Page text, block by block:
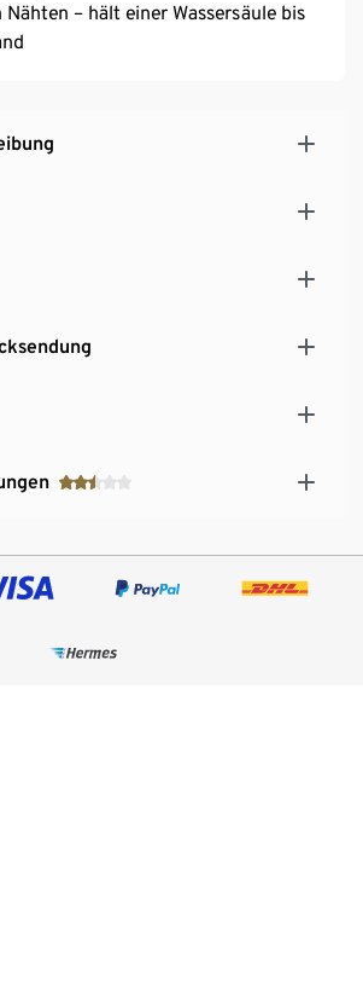
– hält einer Wassersäule bis